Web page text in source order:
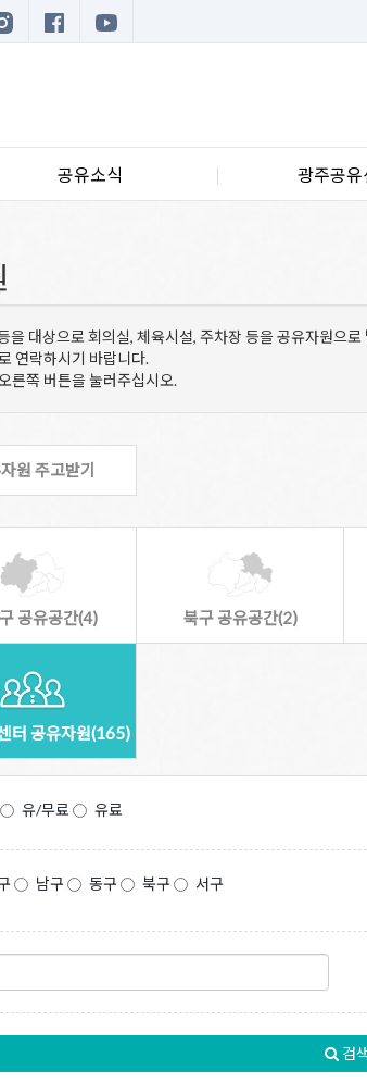
공유소식 광주공유
을 대상으로 회의실, 체육시설, 주차장 등을 공유자원으
연락하시기 바랍니다.
른쪽 버튼을 눌러주십시오.
원 주고받기
공유공간(4) 북구 공유공간(2)
터 공유자원(165)
유/무료 유료
남구 동구 북구 서구
검색